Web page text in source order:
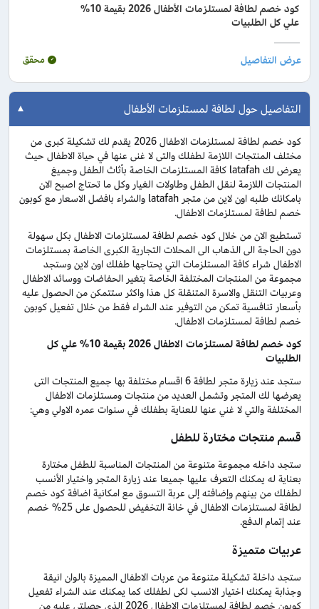
كود خصم لطافة لمستلزمات الأطفال 2026 بقيمة 10%
علي كل الطلبيات
محقق
التفاصيل حول لطافة لمستلزمات الأطفال
كود خصم لطافة لمستلزمات الاطفال 2026 يقدم لك تشكيلة كبرى من
مختلف المنتجات اللازمة لطفلك والتى لا غنى عنها في حياة الاطفال حيث
يعرض لك latafah كافة المستلزمات الخاصة بأثاث الطفل وجميغ
المنتجات اللازمة لنقل الطفل وطاولات الغيار وكل ما تحتاج اصبح الان
بامكانك طلبه اون لاين من متجر latafah والشراء بافضل الاسعار مع كوبون
خصم لطافة لمستلزمات الاطفال.
تستطيع الان من خلال كود خصم لطافة لمستلزمات الاطفال بكل سهولة
دون الحاجة الى الذهاب الى المحلات التجارية الكبرى الخاصة بمستلزمات
الاطفال شراء كافة المستلزمات التي يحتاجها طفلك اون لاين وستجد
مجموعة من المنتجات المختلفة الخاصة بتغير الحفاضات ووسائد الاطفال
وعربيات التنقل والاسرة المتنقلة كل هذا واكثر ستتمكن من الحصول عليه
بأسعار تنافسية تمكن من التوفير عند الشراء فقط من خلال تفعيل كوبون
خصم لطافة لمستلزمات الاطفال.
كود خصم لطافة لمستلزمات الاطفال 2026 بقيمة 10% علي كل
الطلبيات
ستجد عند زيارة متجر لطافة 6 اقسام مختلفة بها جميع المنتجات التى
يعرضها لك المتجر وتشمل العديد من منتجات ومستلزمات الاطفال
المختلفة والتي لا غني عنها للعناية بطفلك في سنوات عمره الاولي وهي:
قسم منتجات مختارة للطفل
ستجد داخله مجموعة متنوعة من المنتجات المناسبة للطفل مختارة
بعناية له يمكنك التعرف عليها جميعا عند زيارة المتجر واختيار الأنسب
لطفلك من بينهم وإضافته إلى عربة التسوق مع امكانية اضافة كود خصم
لطافة لمستلزمات الاطفال في خانة التخفيض للحصول على 25% خصم
عند إتمام الدفع.
عربيات متميزة
ستجد داخلة تشكيلة متنوعة من عربات الاطفال المميزة بالوان انيقة
وجذابة يمكنك اختيار الانسب لكى لطفلك كما يمكنك عند الشراء تفعيل
كوبون خصم لطافة لمستلزمات الاطفال 2026 الذي حصلتي عليه من